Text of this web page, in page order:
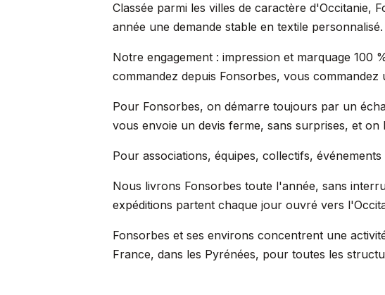
Classée parmi les villes de caractère d'Occitanie,
année une demande stable en textile
Notre engagement : impression et marquage
commandez depuis Fonsorbes, vous
Pour Fonsorbes, on démarre toujours par un
vous envoie un devis ferme, sans surprises, et on
Pour associations, équipes, collectifs,
Nous livrons Fonsorbes toute l'année, sans
expéditions partent chaque jour ouvré vers
Fonsorbes et ses environs concentrent une
France, dans les Pyrénées, pour toutes les